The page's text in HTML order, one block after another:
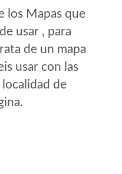
los Mapas que
usar , para
de un mapa
usar con las
de